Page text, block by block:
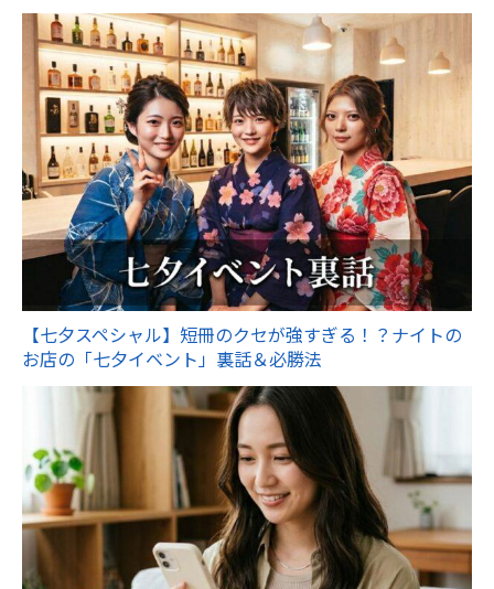
【七夕スペシャル】短冊のクセが強すぎる！？ナイトの
お店の「七夕イベント」裏話＆必勝法